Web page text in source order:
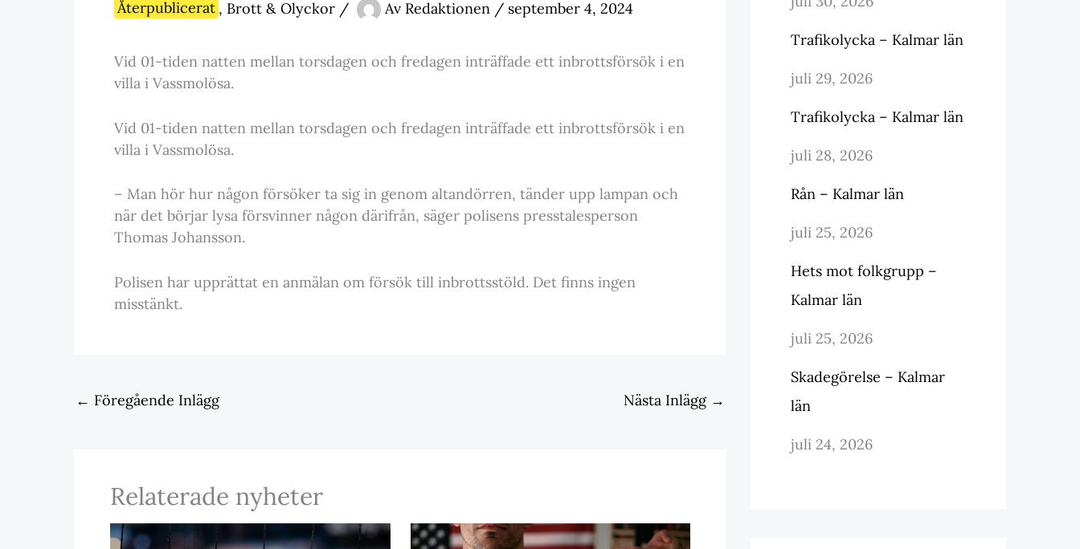
Återpublicerat , Brott & Olyckor / Av Redaktionen / september 4, 2024
Vid 01-tiden natten mellan torsdagen och fredagen inträffade ett inbrottsförsök i en
villa i Vassmolösa.
Vid 01-tiden natten mellan torsdagen och fredagen inträffade ett inbrottsförsök i en
villa i Vassmolösa.
– Man hör hur någon försöker ta sig in genom altandörren, tänder upp lampan och
när det börjar lysa försvinner någon därifrån, säger polisens presstalesperson
Thomas Johansson.
Polisen har upprättat en anmälan om försök till inbrottsstöld. Det finns ingen
misstänkt.
← Föregående Inlägg Nästa Inlägg →
Relaterade nyheter
Trafikolycka – Kalmar län
juli 29, 2026
Trafikolycka – Kalmar län
juli 28, 2026
Rån – Kalmar län
juli 25, 2026
Hets mot folkgrupp –
Kalmar län
juli 25, 2026
Skadegörelse – Kalmar
län
juli 24, 2026